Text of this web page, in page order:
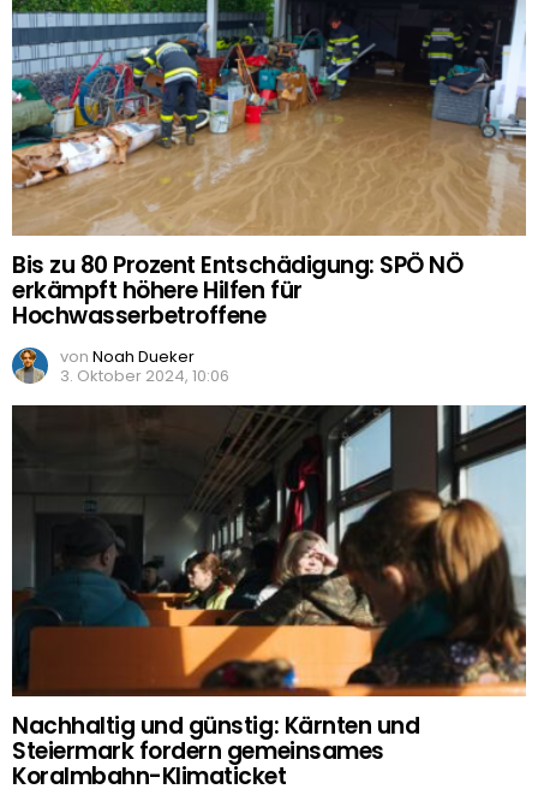
Bis zu 80 Prozent Entschädigung: SPÖ NÖ
erkämpft höhere Hilfen für
Hochwasserbetroffene
von Noah Dueker
3. Oktober 2024, 10:06
Nachhaltig und günstig: Kärnten und
Steiermark fordern gemeinsames
Koralmbahn-Klimaticket